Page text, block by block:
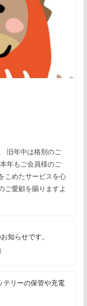
旧年中は格別のご
年もご会員様のご
こめたサービスを心
ご愛顧を賜りますよ
知らせです。
テリーの保管や充電